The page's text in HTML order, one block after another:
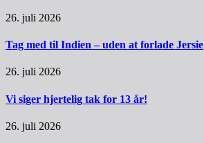
26. juli 2026
Tag med til Indien – uden at forlade Jersie
26. juli 2026
Vi siger hjertelig tak for 13 år!
26. juli 2026